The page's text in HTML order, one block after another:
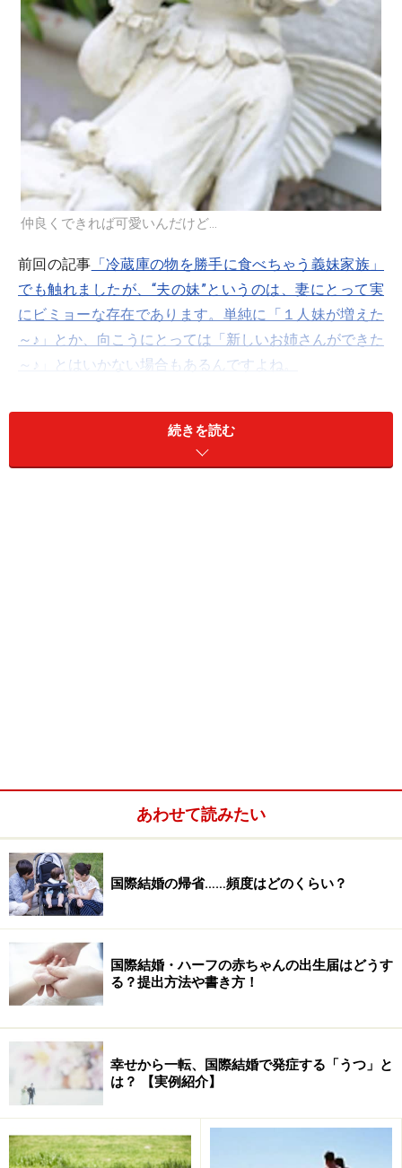
仲良くできれば可愛いんだけど…
前回の記事 「冷蔵庫の物を勝手に食べちゃう義妹家族」
でも触れましたが、“夫の妹”というのは、妻にとって実
にビミョーな存在であります。単純に「１人妹が増えた
～♪」とか、向こうにとっては「新しいお姉さんができた
～♪」とはいかない場合もあるんですよね。
にしています。
国際結婚してご主人の国に住んでいる方のお話です。仮
げちゃうのですって。
高いレストランに行くわけではありませんが、将来子供
ができた時のために節約生活を心がけているA子さんと
しては、無駄な出費は避けたいと思うのが当然。「たま
の外食なら気分転換にもなるし、私も好きだけど……」と
前置きをしつつ、「週末当然のように来られたり、週１
回以上となると、ちょっと多いかなあと……」
は自分の分は出せば？」と、腹の中では思ってしまうそ
うです。
しかし、兄貴風を吹かせたがるご主人の気持ちも、分か
らないではないのだとか……。
続きを読む
あわせて読みたい
国際結婚の帰省……頻度はどのくらい？
国際結婚・ハーフの赤ちゃんの出生届はどうす
る？提出方法や書き方！
幸せから一転、国際結婚で発症する「うつ」と
は？ 【実例紹介】